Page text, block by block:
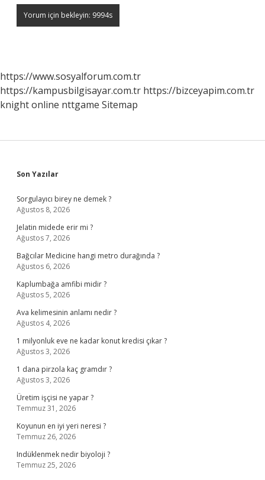
https://www.sosyalforum.com.tr
https://kampusbilgisayar.com.tr https://bizceyapim.com.tr
knight online nttgame Sitemap
Sidebar
Son Yazılar
Sorgulayıcı birey ne demek ?
Ağustos 8, 2026
Jelatin midede erir mi ?
Ağustos 7, 2026
Bağcılar Medicine hangi metro durağında ?
Ağustos 6, 2026
Kaplumbağa amfibi midir ?
Ağustos 5, 2026
Ava kelimesinin anlamı nedir ?
Ağustos 4, 2026
1 milyonluk eve ne kadar konut kredisi çıkar ?
Ağustos 3, 2026
1 dana pirzola kaç gramdır ?
Ağustos 3, 2026
Üretim işçisi ne yapar ?
Temmuz 31, 2026
Koyunun en iyi yeri neresi ?
Temmuz 26, 2026
Indüklenmek nedir biyoloji ?
Temmuz 25, 2026